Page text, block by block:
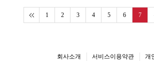
1 2 3 4 5 6 7
회사소개 서비스이용약관 개